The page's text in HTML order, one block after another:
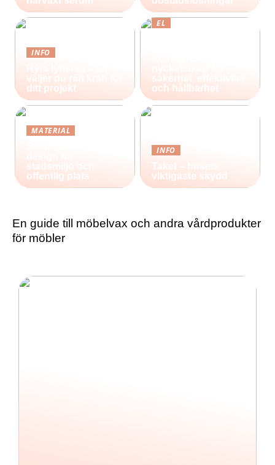
INFO
väljer du rätt kran för
ditt projekt
EL
säkerhet, effektivitet
och hållbarhet
MATERIAL
stadsmiljö och
offentlig plats
INFO
Taket – husets
viktigaste skydd
En guide till möbelvax och andra vårdprodukter
för möbler